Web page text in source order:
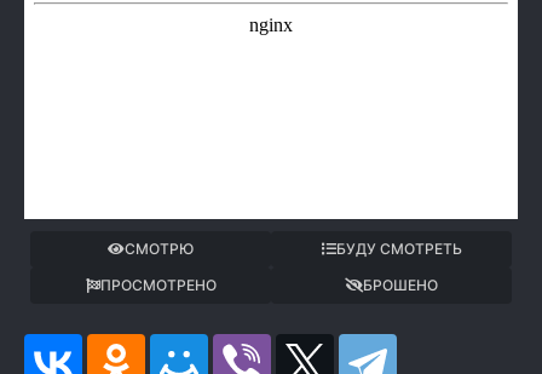
СМОТРЮ
БУДУ СМОТРЕТЬ
ПРОСМОТРЕНО
БРОШЕНО